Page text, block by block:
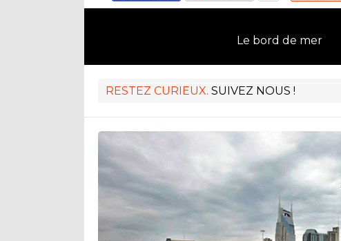
Le bord de mer
RESTEZ CURIEUX. SUIVEZ NOUS !